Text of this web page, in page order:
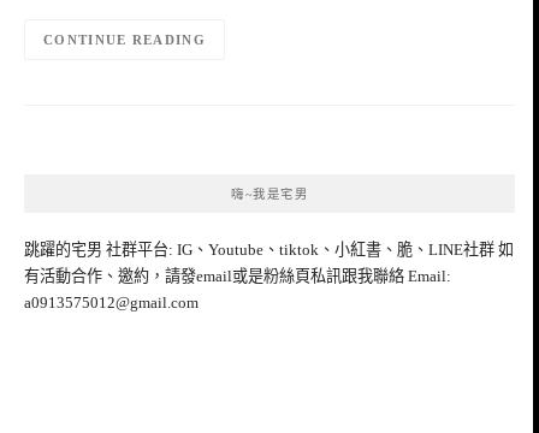
CONTINUE READING
嗨~我是宅男
跳躍的宅男 社群平台: IG、Youtube、tiktok、小紅書、脆、LINE社群 如
有活動合作、邀約，請發email或是粉絲頁私訊跟我聯絡 Email:
a0913575012@gmail.com